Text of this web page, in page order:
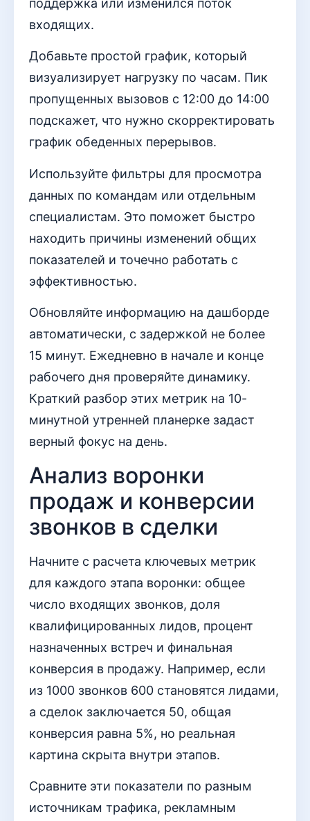
поддержка или изменился поток
входящих.
Добавьте простой график, который
визуализирует нагрузку по часам. Пик
пропущенных вызовов с 12:00 до 14:00
подскажет, что нужно скорректировать
график обеденных перерывов.
Используйте фильтры для просмотра
данных по командам или отдельным
специалистам. Это поможет быстро
находить причины изменений общих
показателей и точечно работать с
эффективностью.
Обновляйте информацию на дашборде
автоматически, с задержкой не более
15 минут. Ежедневно в начале и конце
рабочего дня проверяйте динамику.
Краткий разбор этих метрик на 10-
минутной утренней планерке задаст
верный фокус на день.
Анализ воронки
продаж и конверсии
звонков в сделки
Начните с расчета ключевых метрик
для каждого этапа воронки: общее
число входящих звонков, доля
квалифицированных лидов, процент
назначенных встреч и финальная
конверсия в продажу. Например, если
из 1000 звонков 600 становятся лидами,
а сделок заключается 50, общая
конверсия равна 5%, но реальная
картина скрыта внутри этапов.
Сравните эти показатели по разным
источникам трафика, рекламным